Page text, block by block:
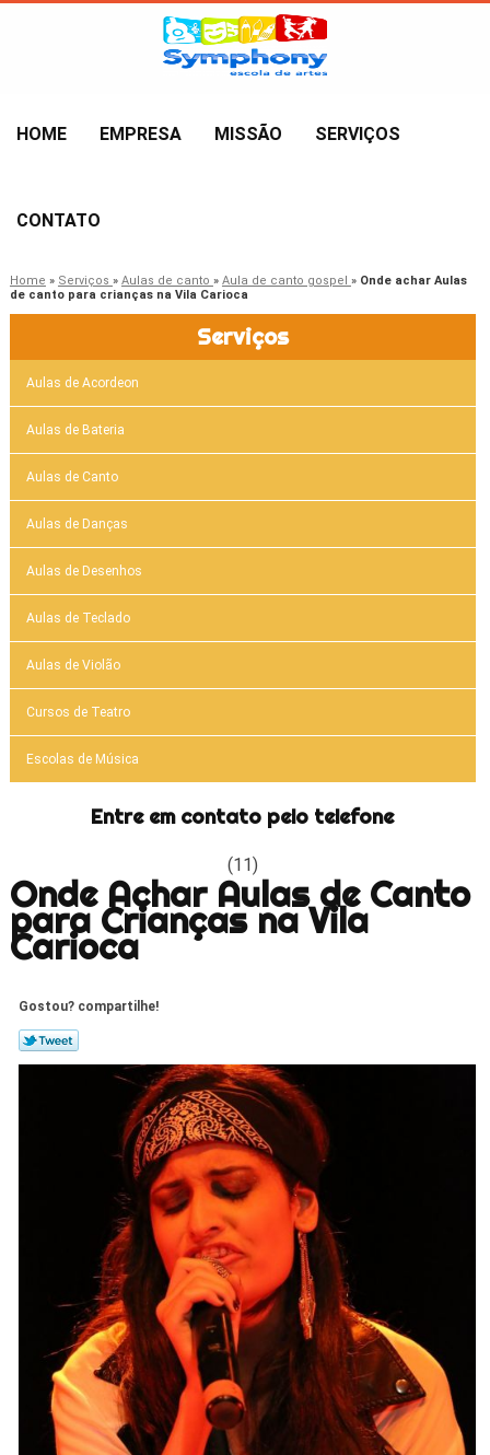
HOME EMPRESA MISSÃO SERVIÇOS
CONTATO
Home » Serviços » Aulas de canto » Aula de canto gospel » Onde achar Aulas
de canto para crianças na Vila Carioca
Serviços
Aulas de Acordeon
Aulas de Bateria
Aulas de Canto
Aulas de Danças
Aulas de Desenhos
Aulas de Teclado
Aulas de Violão
Cursos de Teatro
Escolas de Música
Entre em contato pelo telefone
(11)
Onde Achar Aulas de Canto
para Crianças na Vila
Carioca
Gostou? compartilhe!